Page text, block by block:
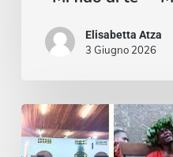
Elisabetta Atza
3 Giugno 2026
Entre
Ritos